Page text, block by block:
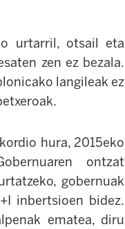
urtarril, otsail eta
zen ez bezala.
langileak ez
hura, 2015eko
ontzat
gobernuak
inbertsioen bidez.
ematea, diru